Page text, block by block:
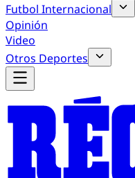
Futbol Internacional
Opinión
Video
Otros Deportes